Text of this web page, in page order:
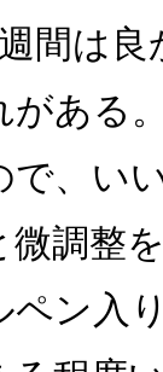
間は
がある
で、い
微調整
ペン入